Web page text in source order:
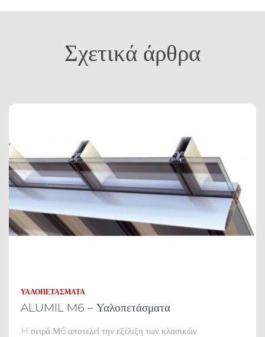
Σχετικά άρθρα
ΥΑΛΟΠΕΤΆΣΜΑΤΑ
ALUMIL M6 – Υαλοπετάσματα
H σειρά Μ6 αποτελεί την εξέλιξη των κλασικών